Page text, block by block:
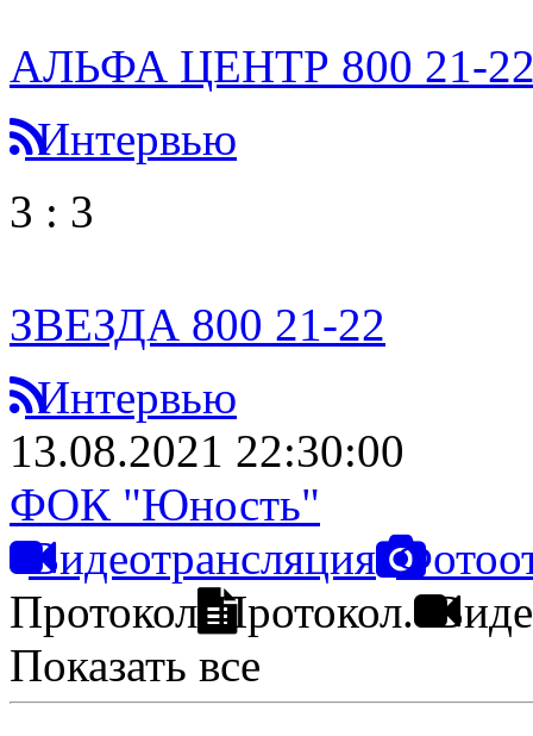
АЛЬФА ЦЕНТР 800 21-
Интервью
3 : 3
ЗВЕЗДА 800 21-22
Интервью
13.08.2021 22:30:00
ФОК "Юность"
Видеотрансляция
Протокол Протокол.
Показать все